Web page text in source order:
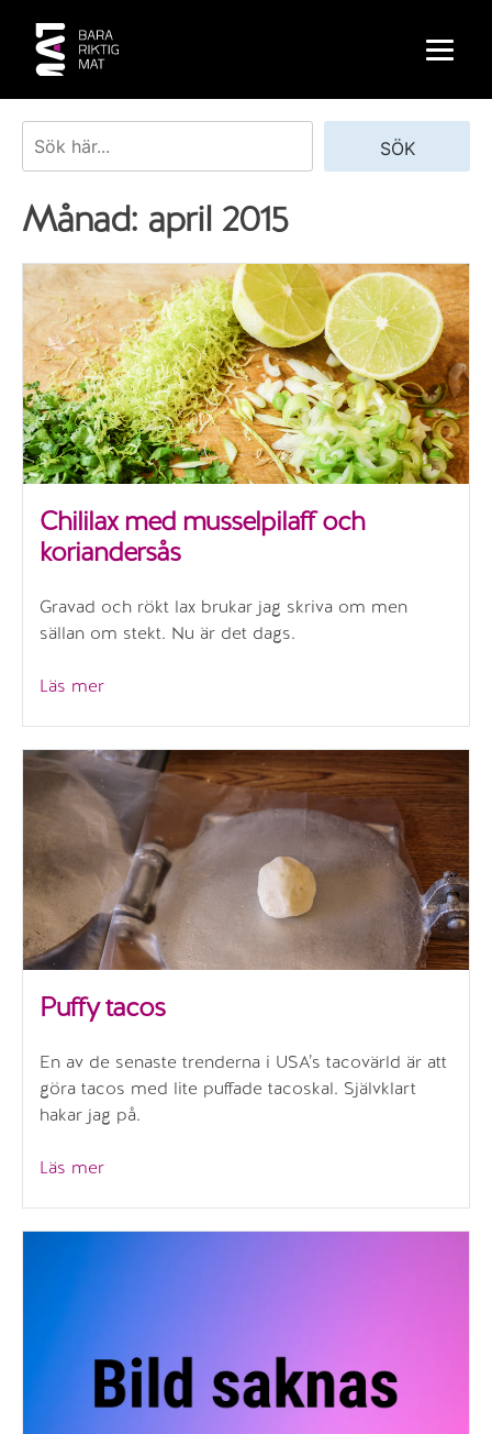
content
SÖK
Månad: april 2015
Chililax med musselpilaff och
koriandersås
Gravad och rökt lax brukar jag skriva om men
sällan om stekt. Nu är det dags.
Läs mer”Chililax
och
koriandersås”
Puffy tacos
En av de senaste trenderna i USA’s tacovärld är att
göra tacos med lite puffade tacoskal. Självklart
hakar jag på.
Läs mer”Puffy